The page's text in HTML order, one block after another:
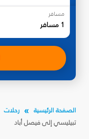
مسافر
1 مسافر
الصفحة الرئيسية رحلات
تبيليسي إلى فيصل أباد